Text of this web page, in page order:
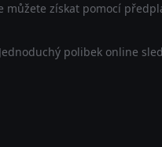
můžete získat pomocí
polibek online